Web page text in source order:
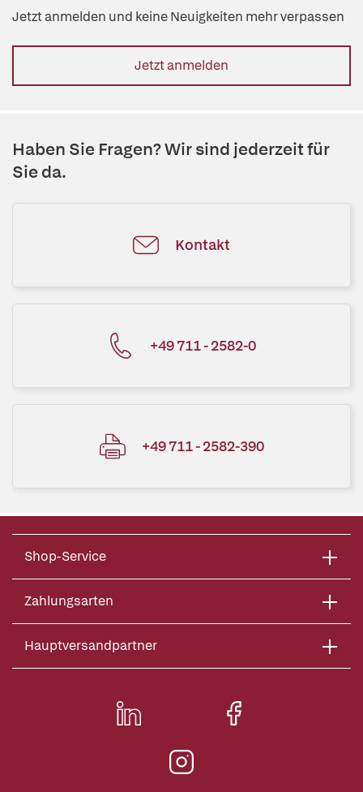
Jetzt anmelden und keine Neuigkeiten mehr verpassen
Jetzt anmelden
Haben Sie Fragen? Wir sind jederzeit für
Sie da.
Kontakt
+49 711 - 2582-0
+49 711 - 2582-390
Shop-Service
Zahlungsarten
Hauptversandpartner